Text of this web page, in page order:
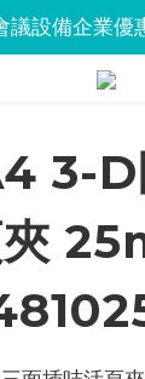
議設備企業優
議設備企業優
環保碳粉歡迎
3-D